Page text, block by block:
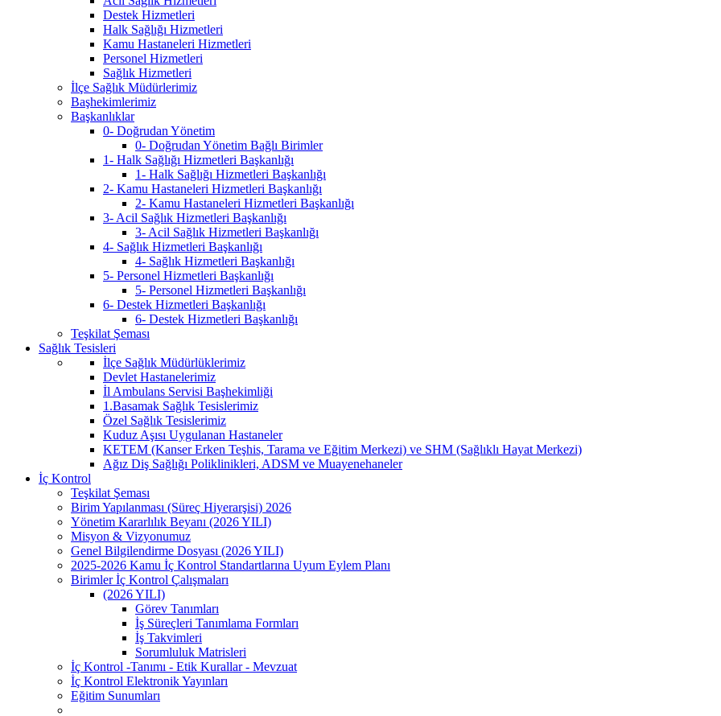
Destek Hizmetleri
Halk Sağlığı Hizmetleri
Kamu Hastaneleri Hizmetleri
Personel Hizmetleri
Sağlık Hizmetleri
İlçe Sağlık Müdürlerimiz
Başhekimlerimiz
Başkanlıklar
0- Doğrudan Yönetim
0- Doğrudan Yönetim Bağlı Birimler
1- Halk Sağlığı Hizmetleri Başkanlığı
1- Halk Sağlığı Hizmetleri Başkanlığı
2- Kamu Hastaneleri Hizmetleri Başkanlığı
2- Kamu Hastaneleri Hizmetleri Başkanlığı
3- Acil Sağlık Hizmetleri Başkanlığı
3- Acil Sağlık Hizmetleri Başkanlığı
4- Sağlık Hizmetleri Başkanlığı
4- Sağlık Hizmetleri Başkanlığı
5- Personel Hizmetleri Başkanlığı
5- Personel Hizmetleri Başkanlığı
6- Destek Hizmetleri Başkanlığı
6- Destek Hizmetleri Başkanlığı
Teşkilat Şeması
Sağlık Tesisleri
İlçe Sağlık Müdürlüklerimiz
Devlet Hastanelerimiz
İl Ambulans Servisi Başhekimliği
1.Basamak Sağlık Tesislerimiz
Özel Sağlık Tesislerimiz
Kuduz Aşısı Uygulanan Hastaneler
KETEM (Kanser Erken Teşhis, Tarama ve Eğitim Merkezi) ve SHM (Sağlıklı Hayat Merkezi)
Ağız Diş Sağlığı Poliklinikleri, ADSM ve Muayenehaneler
İç Kontrol
Teşkilat Şeması
Birim Yapılanması (Süreç Hiyerarşisi) 2026
Yönetim Kararlılık Beyanı (2026 YILI)
Misyon & Vizyonumuz
Genel Bilgilendirme Dosyası (2026 YILI)
2025-2026 Kamu İç Kontrol Standartlarına Uyum Eylem Planı
Birimler İç Kontrol Çalışmaları
(2026 YILI)
Görev Tanımları
İş Süreçleri Tanımlama Formları
İş Takvimleri
Sorumluluk Matrisleri
İç Kontrol -Tanımı - Etik Kurallar - Mevzuat
İç Kontrol Elektronik Yayınları
Eğitim Sunumları